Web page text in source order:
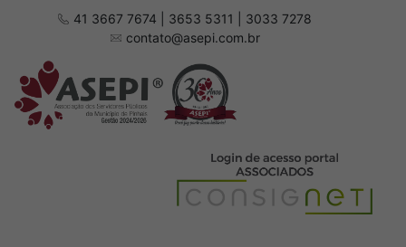
41 3667 7674 | 3653 5311 | 3033 7278
contato@asepi.com.br